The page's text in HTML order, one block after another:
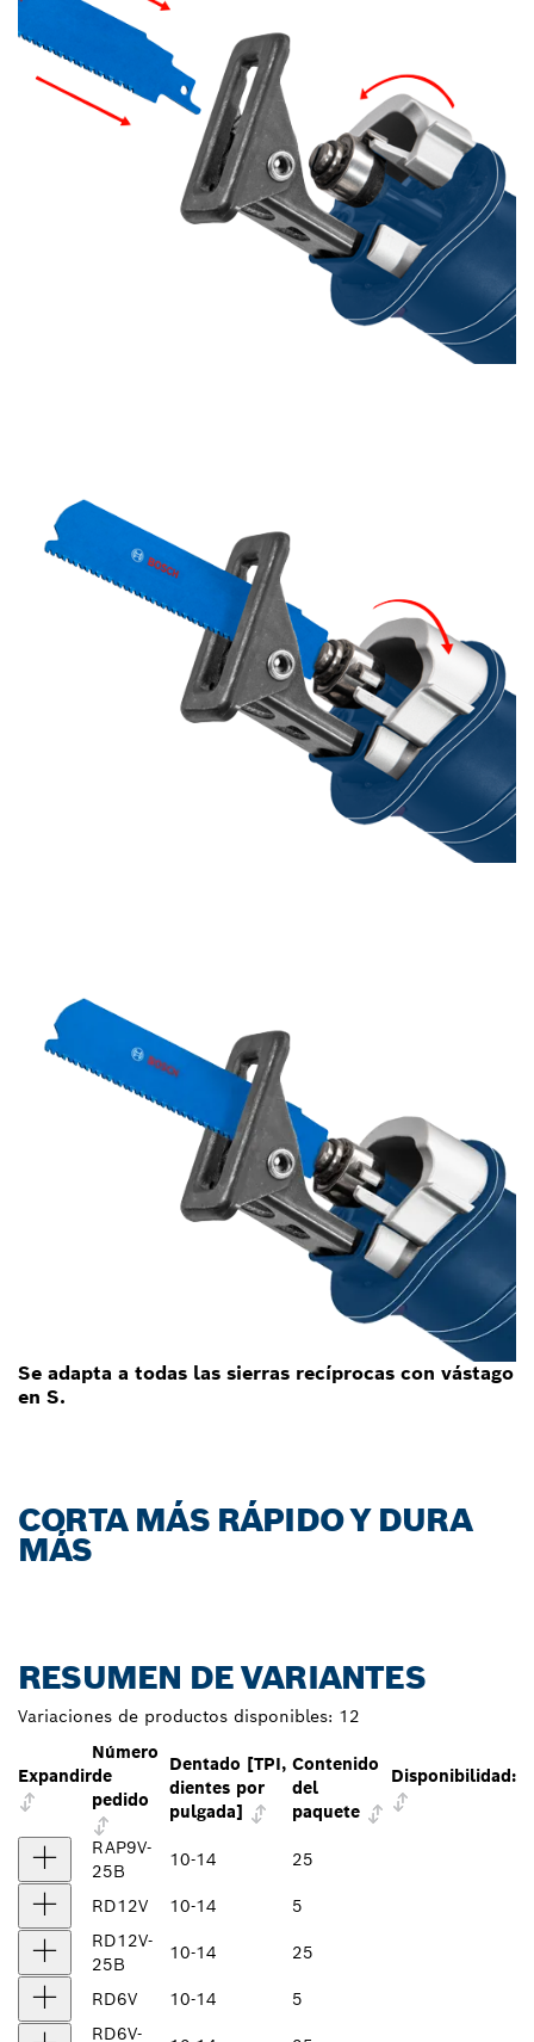
Se adapta a todas las sierras recíprocas con vástago
en S.
CORTA MÁS RÁPIDO Y DURA
MÁS
RESUMEN DE VARIANTES
Variaciones de productos disponibles: 12
Expandir
Número
de
pedido
Dentado [TPI,
dientes por
pulgada]
Contenido
del
paquete
Disponibilidad:
RAP9V-
25B
10-14 25
RD12V 10-14
5
RD12V-
25B
10-14 25
RD6V 10-14
5
RD6V-